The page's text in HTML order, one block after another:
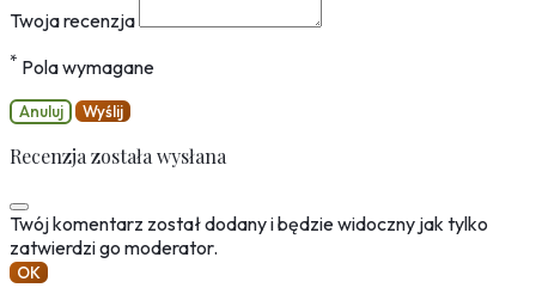
Twoja recenzja
* Pola wymagane
Anuluj Wyślij
Recenzja została wysłana
Twój komentarz został dodany i będzie widoczny jak tylko
zatwierdzi go moderator.
OK